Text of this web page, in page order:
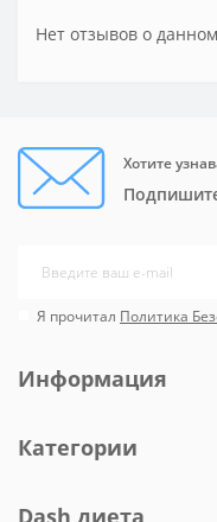
Нет отзывов о
Хотите
Я прочитал Политика
Информация
Категории
Dash диета